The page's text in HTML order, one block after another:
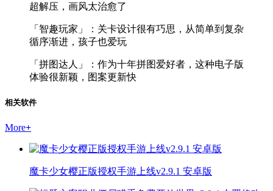
超解压，画风太治愈了
「智趣玩家」：关卡设计很有巧思，从简单到复杂
循序渐进，孩子也爱玩
「拼图达人」：作为十年拼图爱好者，这种电子版
体验很新颖，图案更新快
相关软件
More+
魔卡少女樱正版授权手游上线v2.9.1 安卓版